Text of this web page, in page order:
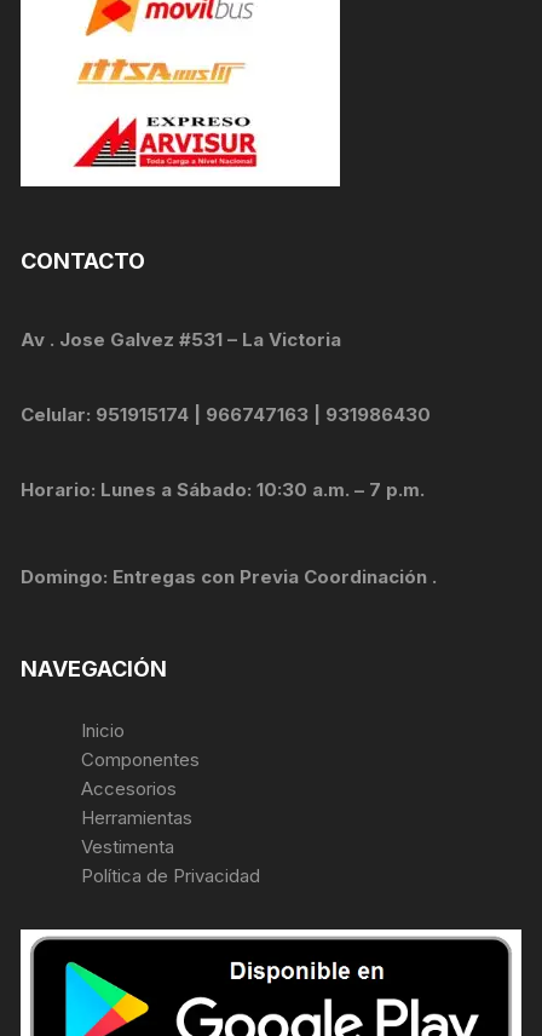
CONTACTO
Av . Jose Galvez #531 – La Victoria
Celular: 951915174 | 966747163 | 931986430
Horario: Lunes a Sábado: 10:30 a.m. – 7 p.m.
Domingo: Entregas con Previa Coordinación .
NAVEGACIÓN
Inicio
Componentes
Accesorios
Herramientas
Vestimenta
Política de Privacidad